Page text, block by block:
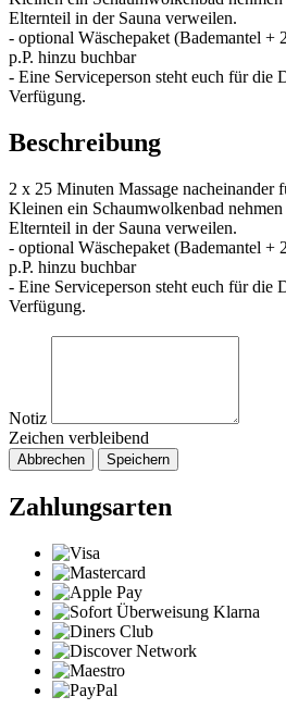
Elternteil in der Sauna verweilen.
- optional Wäschepaket (Bademantel +
p.P. hinzu buchbar
- Eine Serviceperson steht euch für die
Verfügung.
Beschreibung
2 x 25 Minuten Massage nacheinander
Kleinen ein Schaumwolkenbad
Elternteil in der Sauna verweilen.
- optional Wäschepaket (Bademantel +
p.P. hinzu buchbar
- Eine Serviceperson steht euch für die
Verfügung.
Notiz
Zeichen verbleibend
Abbrechen Speichern
Zahlungsarten